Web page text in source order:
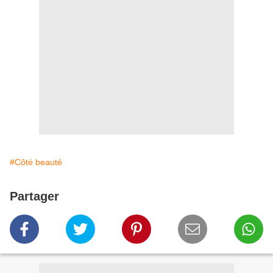
#Côté beauté
Partager